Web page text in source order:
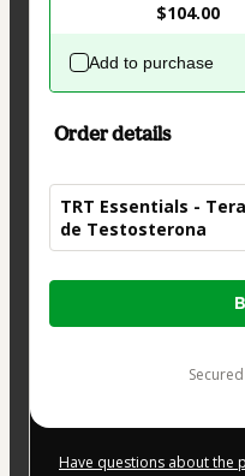
$104.00
Add to purchase
Order details
TRT Essentials -
de Testosterona
Total
Have questions about the